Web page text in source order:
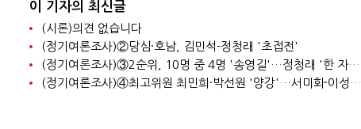
이 기자의 최신글
(시론)의견 없습니다
(정기여론조사)②당심·호남, 김민석-정청래 '초접전'
(정기여론조사)③2순위, 10명 중 4명 '송영길'…정청래 '한 자릿수'
(정기여론조사)④최고위원 최민희·박선원 '양강'…서미화·이성윤·임미애 뒤이어